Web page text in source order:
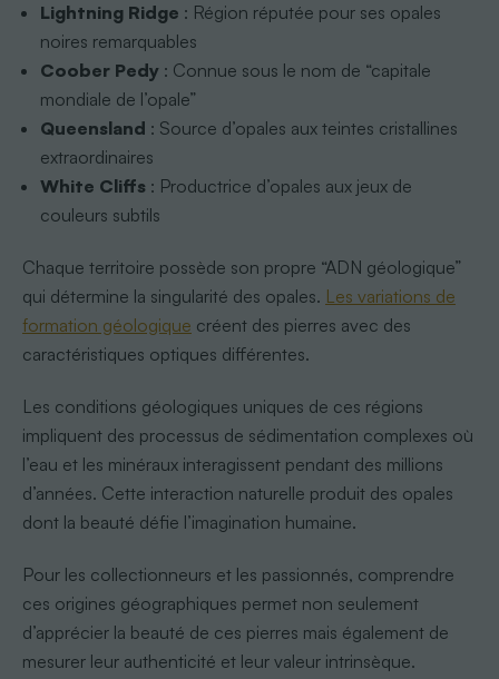
Lightning Ridge : Région réputée pour ses opales
noires remarquables
Coober Pedy : Connue sous le nom de “capitale
mondiale de l’opale”
Queensland : Source d’opales aux teintes cristallines
extraordinaires
White Cliffs : Productrice d’opales aux jeux de
couleurs subtils
Chaque territoire possède son propre “ADN géologique”
qui détermine la singularité des opales. Les variations de
formation géologique créent des pierres avec des
caractéristiques optiques différentes.
Les conditions géologiques uniques de ces régions
impliquent des processus de sédimentation complexes où
l’eau et les minéraux interagissent pendant des millions
d’années. Cette interaction naturelle produit des opales
dont la beauté défie l’imagination humaine.
Pour les collectionneurs et les passionnés, comprendre
ces origines géographiques permet non seulement
d’apprécier la beauté de ces pierres mais également de
mesurer leur authenticité et leur valeur intrinsèque.